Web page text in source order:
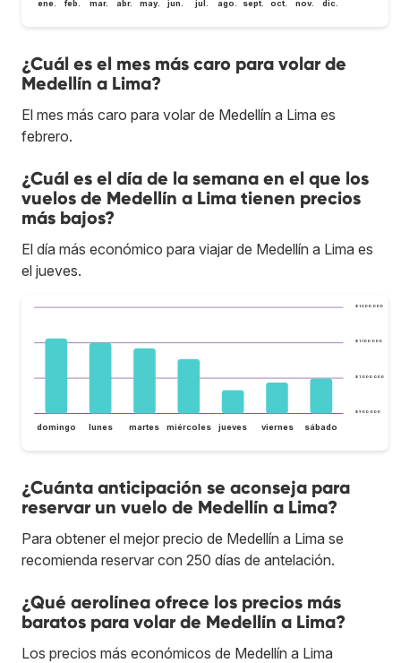
ene. feb. mar. abr. may. jun. jul. ago. sept. oct. nov. dic.
¿Cuál es el mes más caro para volar de
Medellín a Lima?
El mes más caro para volar de Medellín a Lima es
febrero.
¿Cuál es el día de la semana en el que los
vuelos de Medellín a Lima tienen precios
más bajos?
El día más económico para viajar de Medellín a Lima es
el jueves.
$ 900.000
$ 1.000.000
$ 1.100.000
$ 1.200.000
domingo lunes martes miércoles jueves viernes sábado
¿Cuánta anticipación se aconseja para
reservar un vuelo de Medellín a Lima?
Para obtener el mejor precio de Medellín a Lima se
recomienda reservar con 250 días de antelación.
¿Qué aerolínea ofrece los precios más
baratos para volar de Medellín a Lima?
Los precios más económicos de Medellín a Lima